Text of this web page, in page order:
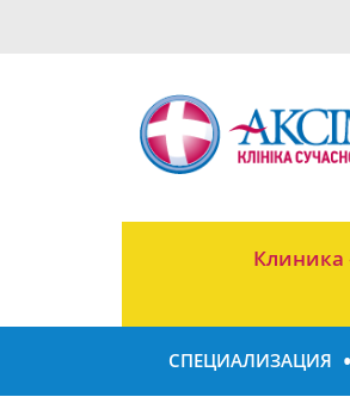
Клиника
СПЕЦИАЛИЗАЦИЯ